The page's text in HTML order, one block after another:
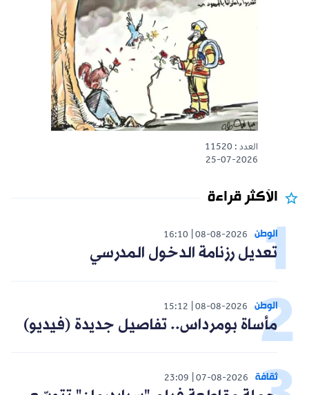
العدد : 11520
25-07-2026
الأكثر قراءة
الوطن 08-08-2026
16:10
تعديل رزنامة الدخول المدرسي
الوطن 08-08-2026
15:12
مأساة بومرداس.. تفاصيل جديدة (فيديو)
ثقافة 07-08-2026
23:09